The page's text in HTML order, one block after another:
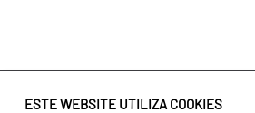
ESTE WEBSITE UTILIZA COOKIES